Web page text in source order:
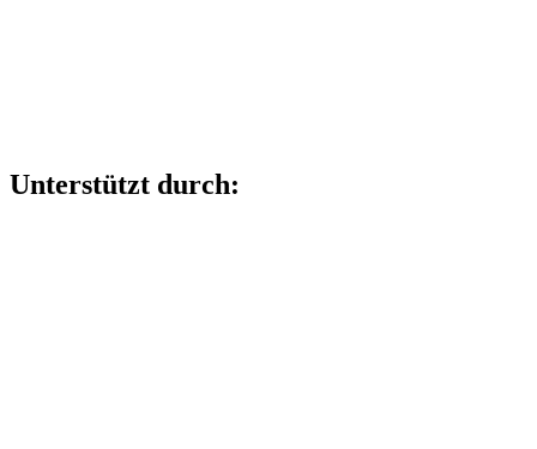
Unterstützt durch: